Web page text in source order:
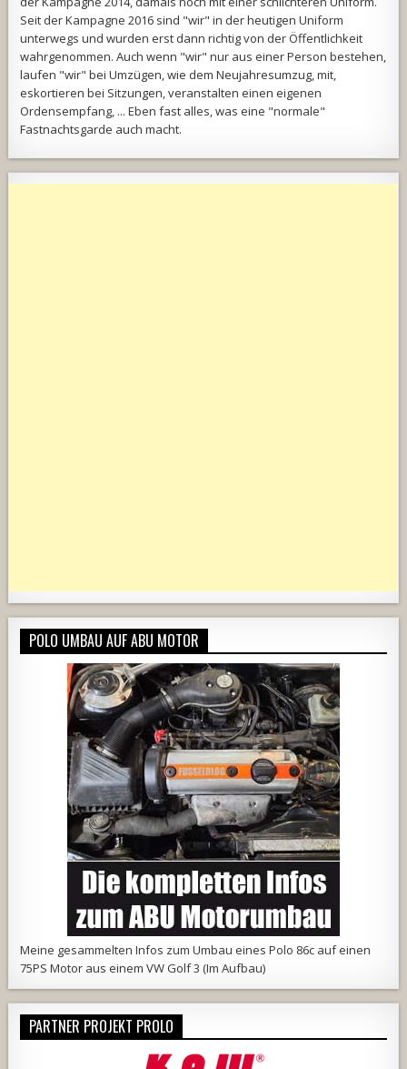
Seit der Kampagne 2016 sind "wir" in der heutigen Uniform
unterwegs und wurden erst dann richtig von der Öffentlichkeit
wahrgenommen. Auch wenn "wir" nur aus einer Person bestehen,
laufen "wir" bei Umzügen, wie dem Neujahresumzug, mit,
eskortieren bei Sitzungen, veranstalten einen eigenen
Ordensempfang, ... Eben fast alles, was eine "normale"
Fastnachtsgarde auch macht.
POLO UMBAU AUF ABU MOTOR
Meine gesammelten Infos zum Umbau eines Polo 86c auf einen
75PS Motor aus einem VW Golf 3 (Im Aufbau)
PARTNER PROJEKT PROLO